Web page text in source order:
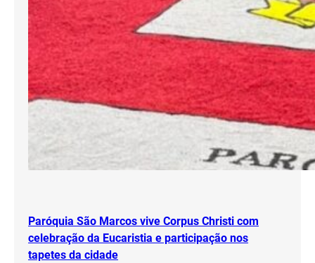
Paróquia São Marcos vive Corpus Christi com
celebração da Eucaristia e participação nos
tapetes da cidade